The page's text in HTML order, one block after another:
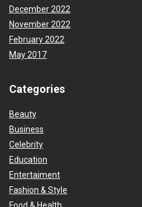
December 2022
November 2022
February 2022
May 2017
Categories
Beauty
Business
Celebrity
Education
Entertaiment
Fashion & Style